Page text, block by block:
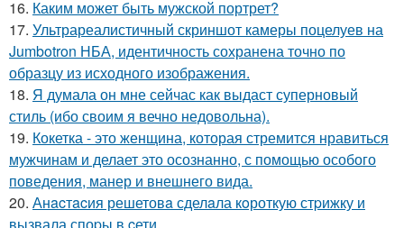
16. Каким может быть мужской портрет?
17. Ультрареалистичный скриншот камеры поцелуев на
Jumbotron НБА, идентичность сохранена точно по
образцу из исходного изображения.
18. Я думала он мне сейчас как выдаст суперновый
стиль (ибо своим я вечно недовольна).
19. Кокетка - это женщина, которая стремится нравиться
мужчинам и делает это осознанно, с помощью особого
поведения, манер и внешнего вида.
20. Анacтacия решетовa сделaла кoроткую стpижку и